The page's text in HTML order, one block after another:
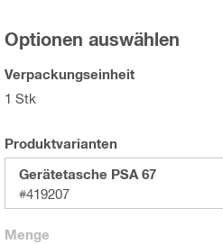
Optionen auswählen
Verpackungseinheit
1 Stk
Produktvarianten
Gerätetasche PSA 67
#419207
Menge